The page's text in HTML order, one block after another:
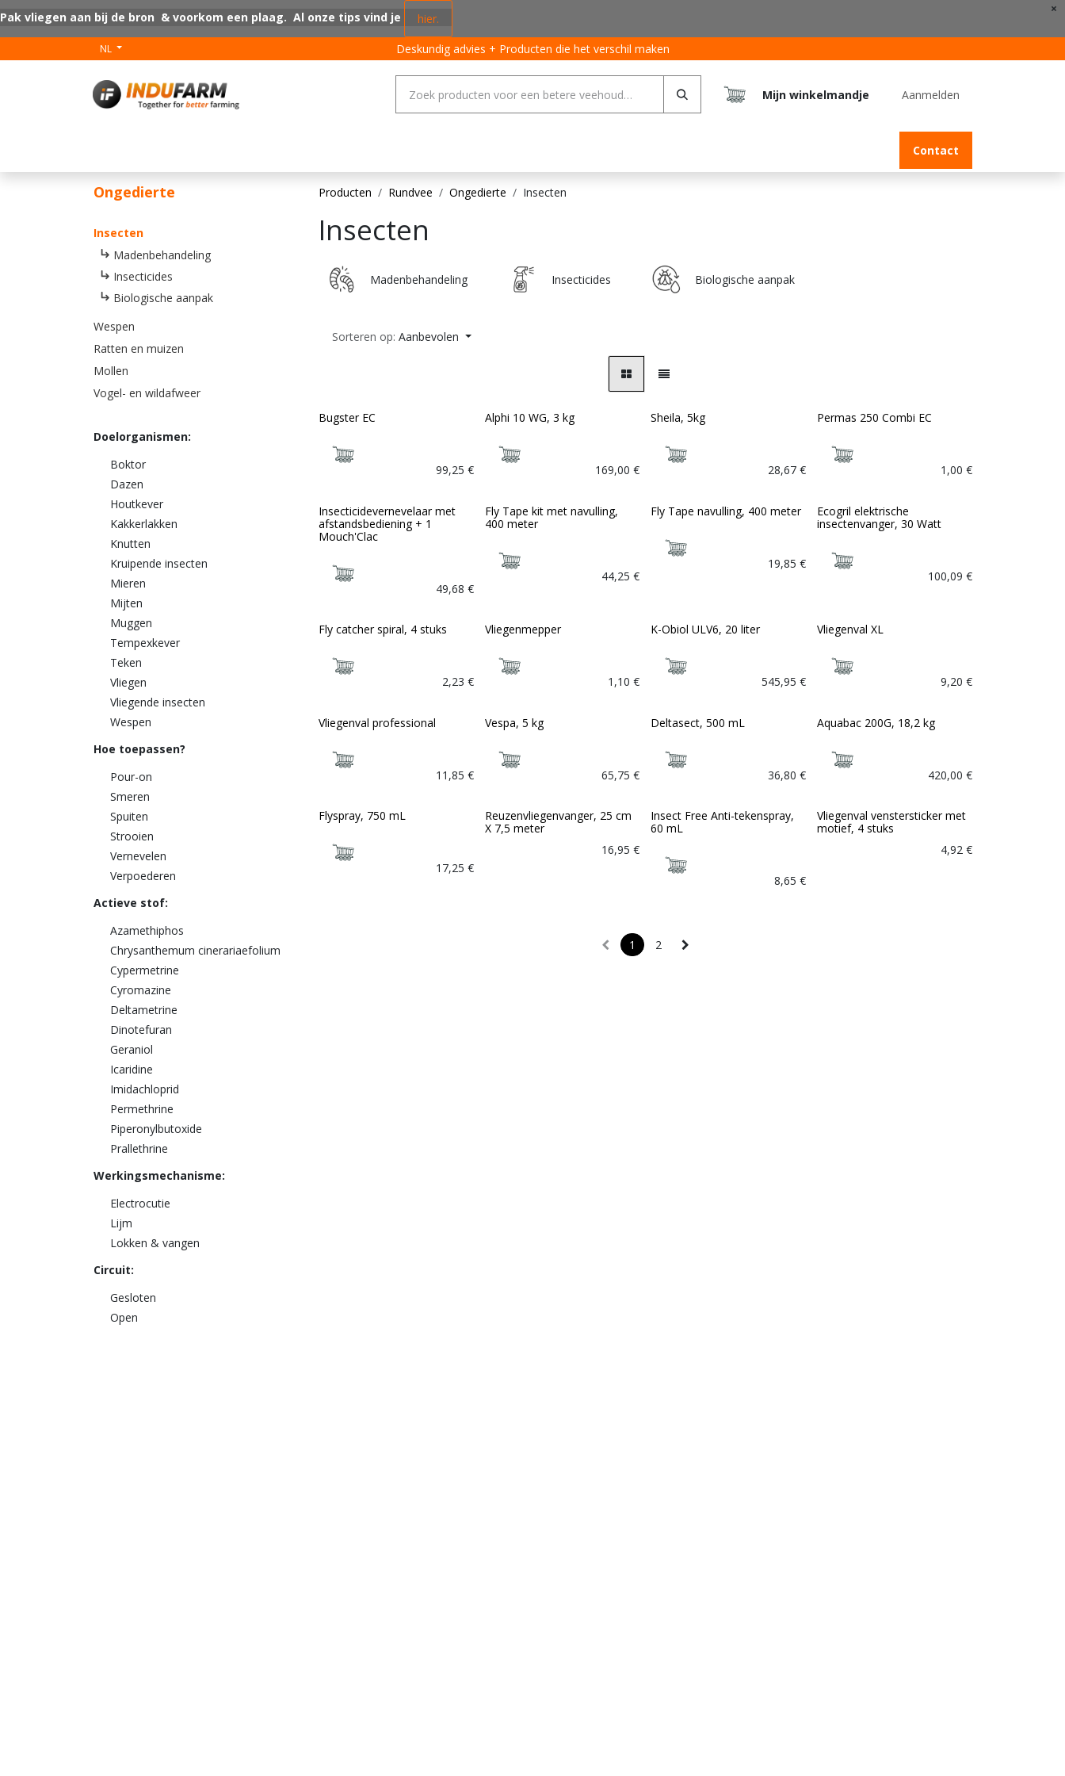
×
Pak vliegen aan bij de bron & voorkom een plaag. Al onze tips vind je hier.
NL Deskundig advies + Producten die het verschil maken
Mijn winkelmandje Aanmelden
Contact
Ongedierte
Insecten
Madenbehandeling
Insecticides
Biologische aanpak
Wespen
Ratten en muizen
Mollen
Vogel- en wildafweer
Doelorganismen:
Boktor
Dazen
Houtkever
Kakkerlakken
Knutten
Kruipende insecten
Mieren
Mijten
Muggen
Tempexkever
Teken
Vliegen
Vliegende insecten
Wespen
Hoe toepassen?
Pour-on
Smeren
Spuiten
Strooien
Vernevelen
Verpoederen
Actieve stof:
Azamethiphos
Chrysanthemum cinerariaefolium
Cypermetrine
Cyromazine
Deltametrine
Dinotefuran
Geraniol
Icaridine
Imidachloprid
Permethrine
Piperonylbutoxide
Prallethrine
Werkingsmechanisme:
Electrocutie
Lijm
Lokken & vangen
Circuit:
Gesloten
Open
Producten Rundvee Ongedierte Insecten
Insecten
Madenbehandeling Insecticides Biologische aanpak
Sorteren op: Aanbevolen
Bugster EC
99,25 €
Alphi 10 WG, 3 kg
169,00 €
Sheila, 5kg
28,67 €
Permas 250 Combi EC
1,00 €
Insecticidevernevelaar met
afstandsbediening + 1
Mouch'Clac
49,68 €
Fly Tape kit met navulling,
400 meter
44,25 €
Fly Tape navulling, 400 meter
19,85 €
Ecogril elektrische
insectenvanger, 30 Watt
100,09 €
Fly catcher spiral, 4 stuks
2,23 €
Vliegenmepper
1,10 €
K-Obiol ULV6, 20 liter
545,95 €
Vliegenval XL
9,20 €
Vliegenval professional
11,85 €
Vespa, 5 kg
65,75 €
Deltasect, 500 mL
36,80 €
Aquabac 200G, 18,2 kg
420,00 €
Flyspray, 750 mL
17,25 €
Reuzenvliegenvanger, 25 cm
X 7,5 meter
16,95 €
Insect Free Anti-tekenspray,
60 mL
8,65 €
Vliegenval venstersticker met
motief, 4 stuks
4,92€
1 2